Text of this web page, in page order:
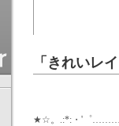
「きれいレ
★☆。.:*:・'゜